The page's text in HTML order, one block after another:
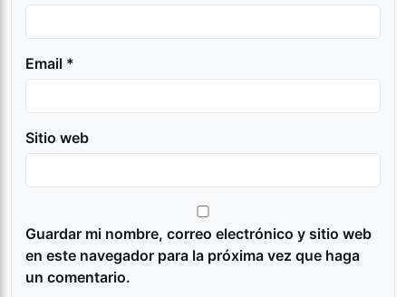
Email *
Sitio web
Guardar mi nombre, correo electrónico y sitio web
en este navegador para la próxima vez que haga
un comentario.